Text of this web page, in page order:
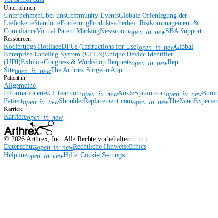
Unternehmen
UnternehmenÜber unsCommunity EventsGlobale Offenlegung der
LieferketteStandorteFörderungProduktsicherheit Risikomanagement &
ComplianceVirtual Patent MarkingNewsroomopen_in_newSBA Support
Ressourcen
Kodierungs-HotlineeDFUs (Instructions for Use)open_in_newGlobal
Enterprise Labeling System (GELS)Unique Device Identifier
(UDI)Exhibit-Congress & Workshop Requestsopen_in_newRep
Siteopen_in_newThe Arthrex Surgeon App
Patient:in
Allgemeine
InformationenACLTear.comopen_in_newAnkleSprain.comopen_in_new
Patientopen_in_newShoulderReplacement.comopen_in_new
Karriere
Karriereopen_in_new
© 2026 Arthrex, Inc. Alle Rechte vorbehaltenv3.56.0
Datenschutzopen_in_newRechtliche HinweiseEthics
Helplineopen_in_newHilfe Cookie Settings